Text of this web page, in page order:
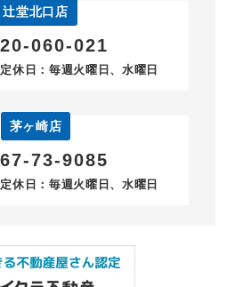
辻堂北口店
060-021
休日：毎週火曜日、水曜日
茅ヶ崎店
73-9085
休日：毎週火曜日、水曜日